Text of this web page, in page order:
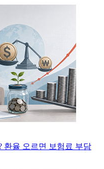
환율 오르면 보험료 부담